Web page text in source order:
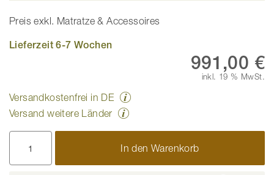
Preis exkl. Matratze & Accessoires
Lieferzeit 6-7 Wochen
991,00 €
inkl. 19 % MwSt.
Versandkostenfrei in DE
Versand weitere Länder
In den Warenkorb